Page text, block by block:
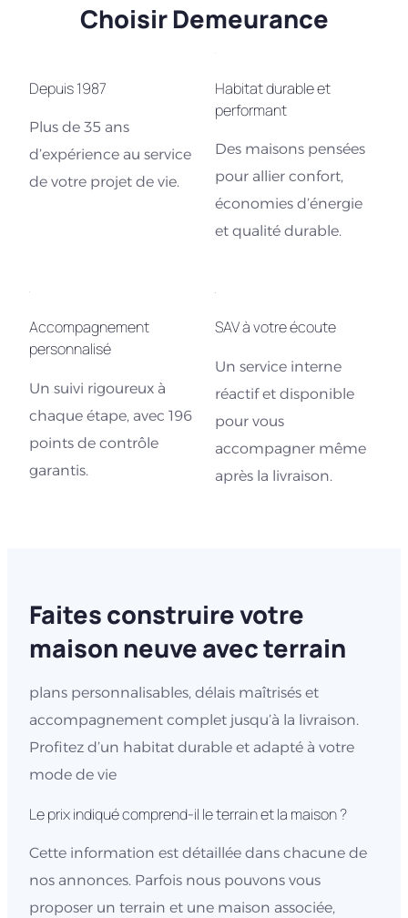
Choisir Demeurance
Depuis 1987
Plus de 35 ans
d’expérience au service
de votre projet de vie.
Habitat durable et
performant
Des maisons pensées
pour allier confort,
économies d’énergie
et qualité durable.
Accompagnement
personnalisé
Un suivi rigoureux à
chaque étape, avec 196
points de contrôle
garantis.
SAV à votre écoute
Un service interne
réactif et disponible
pour vous
accompagner même
après la livraison.
Faites construire votre
maison neuve avec terrain
plans personnalisables, délais maîtrisés et
accompagnement complet jusqu’à la livraison.
Profitez d’un habitat durable et adapté à votre
mode de vie
Le prix indiqué comprend-il le terrain et la maison ?
Cette information est détaillée dans chacune de
nos annonces. Parfois nous pouvons vous
proposer un terrain et une maison associée,